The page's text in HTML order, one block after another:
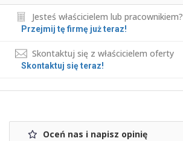
Jesteś właścicielem lub pracownikiem?
Przejmij tę firmę już teraz!
Skontaktuj się z właścicielem oferty
Skontaktuj się teraz!
Oceń nas i napisz opinię